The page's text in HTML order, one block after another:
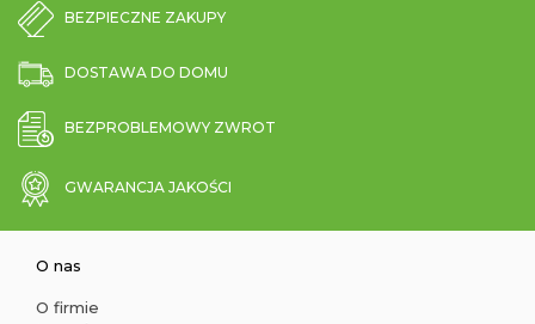
BEZPIECZNE ZAKUPY
DOSTAWA DO DOMU
BEZPROBLEMOWY ZWROT
GWARANCJA JAKOŚCI
O nas
O firmie